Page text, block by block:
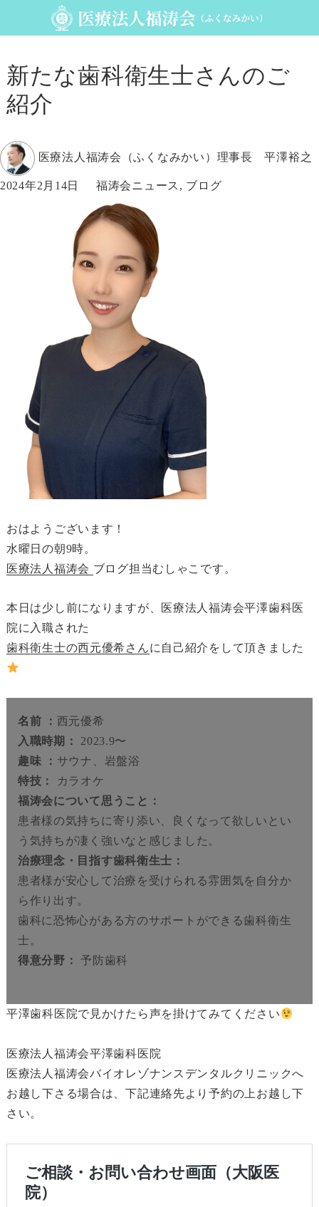
新たな歯科衛生士さんのご
紹介
投
者
医療法人福涛会（ふくなみかい）理事長 平澤裕之
投
2024年2月14日
カ
テ
ゴ
ー
福涛会ニュース , ブログ
おはようございます！
水曜日の朝9時。
医療法人福涛会 ブログ担当むしゃこです。
本日は少し前になりますが、医療法人福涛会平澤歯科医
院に入職された
歯科衛生士の西元優希さんに自己紹介をして頂きました
名前 ： 西元優希
入職時期：
2023.9〜
趣味 ： サウナ、岩盤浴
特技：
カラオケ
福涛会について思うこと：
患者様の気持ちに寄り添い、良くなって欲しいとい
う気持ちが凄く強いなと感じました。
治療理念・目指す歯科衛生士：
患者様が安心して治療を受けられる雰囲気を自分か
ら作り出す。
歯科に恐怖心がある方のサポートができる歯科衛生
士。
得意分野：
予防歯科
平澤歯科医院で見かけたら声を掛けてみてください
医療法人福涛会平澤歯科医院
医療法人福涛会バイオレゾナンスデンタルクリニックへ
お越し下さる場合は、下記連絡先より予約の上お越し下
さい。